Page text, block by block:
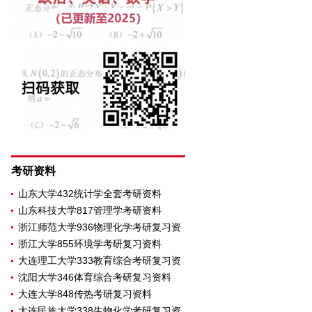
考研资料
山东大学432统计学全套考研资料
山东科技大学817管理学考研资料
浙江师范大学936物理化学考研复习资
浙江大学855环境学考研复习资料
大连理工大学333教育综合考研复习资
沈阳大学346体育综合考研复习资料
大连大学848传热考研复习资料